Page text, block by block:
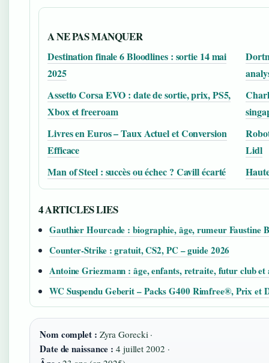
A NE PAS MANQUER
Destination finale 6 Bloodlines : sortie 14 mai
2025
Assetto Corsa EVO : date de sortie, prix, PS5,
Xbox et freeroam
Livres en Euros – Taux Actuel et Conversion
Efficace
Lidl
Man of Steel : succès ou échec ? Cavill écarté
4 ARTICLES LIES
Gauthier Hourcade : biographie, âge, rumeur Faustine
Counter-Strike : gratuit, CS2, PC – guide 2026
Antoine Griezmann : âge, enfants, retraite, futur club et
WC Suspendu Geberit – Packs G400 Rimfree®, Prix et
Nom complet : Zyra Gorecki ·
Date de naissance : 4 juillet 2002 ·